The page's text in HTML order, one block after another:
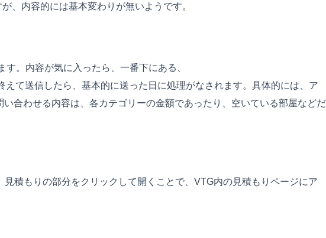
、内容的には基本変わりが無いようです。
。内容が気に入ったら、一番下にある、
て送信したら、基本的に送った日に処理がなされます。具体的には、ア
合わせる内容は、各カテゴリーの金額であったり、空いている部屋などだ
積もりの部分をクリックして開くことで、VTG内の見積もりページにア